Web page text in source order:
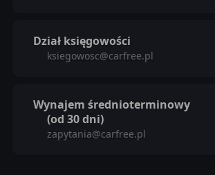
Dział księgowości
ksiegowosc@carfree.pl
Wynajem średnioterminowy
(od 30 dni)
zapytania@carfree.pl